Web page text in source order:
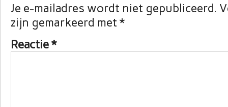
Je e-mailadres wordt niet gepubliceerd.
zijn gemarkeerd met *
Reactie*